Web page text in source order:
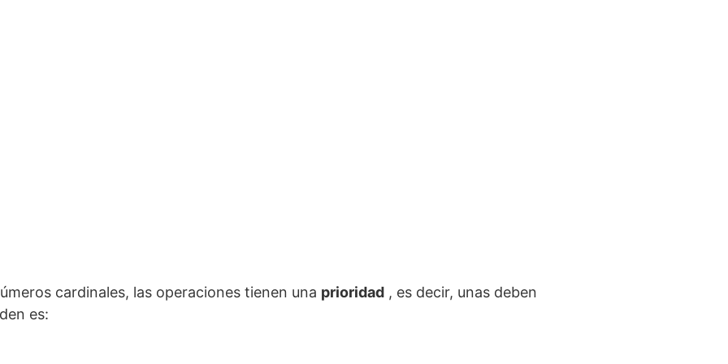
cardinales, las operaciones tienen una prioridad , es decir, unas deben
es: